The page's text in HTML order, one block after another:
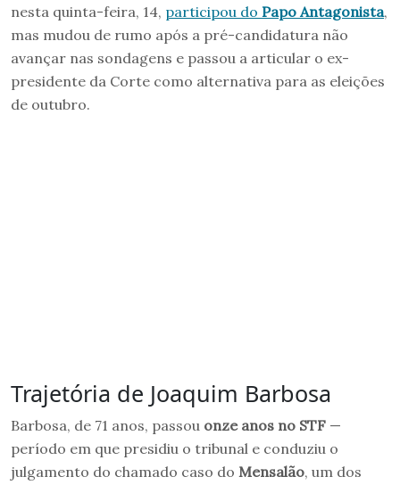
nesta quinta-feira, 14, participou do Papo Antagonista,
mas mudou de rumo após a pré-candidatura não
avançar nas sondagens e passou a articular o ex-
presidente da Corte como alternativa para as eleições
de outubro.
Trajetória de Joaquim Barbosa
Barbosa, de 71 anos, passou onze anos no STF —
período em que presidiu o tribunal e conduziu o
julgamento do chamado caso do Mensalão, um dos